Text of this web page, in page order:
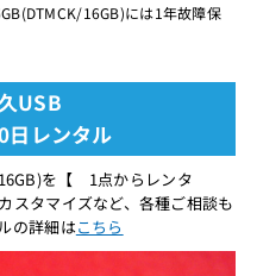
16GB)には1年故障保
USB
レンタル
を【 1点からレンタ
タマイズなど、各種ご相談も
の詳細はこちら